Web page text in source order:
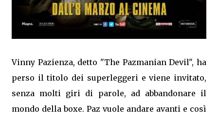
Vinny Pazienza, detto "The Pazmanian Devil", ha
perso il titolo dei superleggeri e viene invitato,
senza molti giri di parole, ad abbandonare il
mondo della boxe. Paz vuole andare avanti e così